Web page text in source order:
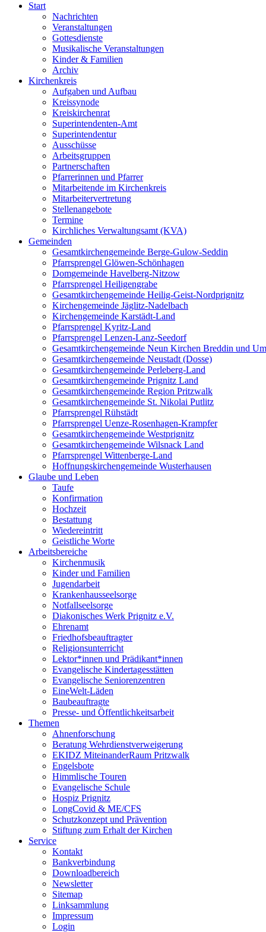
Start
Nachrichten
Veranstaltungen
Gottesdienste
Musikalische Veranstaltungen
Kinder & Familien
Archiv
Kirchenkreis
Aufgaben und Aufbau
Kreissynode
Kreiskirchenrat
Superintendenten-Amt
Superintendentur
Ausschüsse
Arbeitsgruppen
Partnerschaften
Pfarrerinnen und Pfarrer
Mitarbeitende im Kirchenkreis
Mitarbeitervertretung
Stellenangebote
Termine
Kirchliches Verwaltungsamt (KVA)
Gemeinden
Gesamtkirchengemeinde Berge-Gulow-Seddin
Pfarrsprengel Glöwen-Schönhagen
Domgemeinde Havelberg-Nitzow
Pfarrsprengel Heiligengrabe
Gesamtkirchengemeinde Heilig-Geist-Nordprignitz
Kirchengemeinde Jäglitz-Nadelbach
Kirchengemeinde Karstädt-Land
Pfarrsprengel Kyritz-Land
Pfarrsprengel Lenzen-Lanz-Seedorf
Gesamtkirchengemeinde Neun Kirchen Breddin und
Gesamtkirchengemeinde Neustadt (Dosse)
Gesamtkirchengemeinde Perleberg-Land
Gesamtkirchengemeinde Prignitz Land
Gesamtkirchengemeinde Region Pritzwalk
Gesamtkirchengemeinde St. Nikolai Putlitz
Pfarrsprengel Rühstädt
Pfarrsprengel Uenze-Rosenhagen-Krampfer
Gesamtkirchengemeinde Westprignitz
Gesamtkirchengemeinde Wilsnack Land
Pfarrsprengel Wittenberge-Land
Hoffnungskirchengemeinde Wusterhausen
Glaube und Leben
Taufe
Konfirmation
Hochzeit
Bestattung
Wiedereintritt
Geistliche Worte
Arbeitsbereiche
Kirchenmusik
Kinder und Familien
Jugendarbeit
Krankenhausseelsorge
Notfallseelsorge
Diakonisches Werk Prignitz e.V.
Ehrenamt
Friedhofsbeauftragter
Religionsunterricht
Lektor*innen und Prädikant*innen
Evangelische Kindertagesstätten
Evangelische Seniorenzentren
EineWelt-Läden
Baubeauftragte
Presse- und Öffentlichkeitsarbeit
Themen
Ahnenforschung
Beratung Wehrdienstverweigerung
EKIDZ MiteinanderRaum Pritzwalk
Engelsbote
Himmlische Touren
Evangelische Schule
Hospiz Prignitz
LongCovid & ME/CFS
Schutzkonzept und Prävention
Stiftung zum Erhalt der Kirchen
Service
Kontakt
Bankverbindung
Downloadbereich
Newsletter
Sitemap
Linksammlung
Impressum
Login